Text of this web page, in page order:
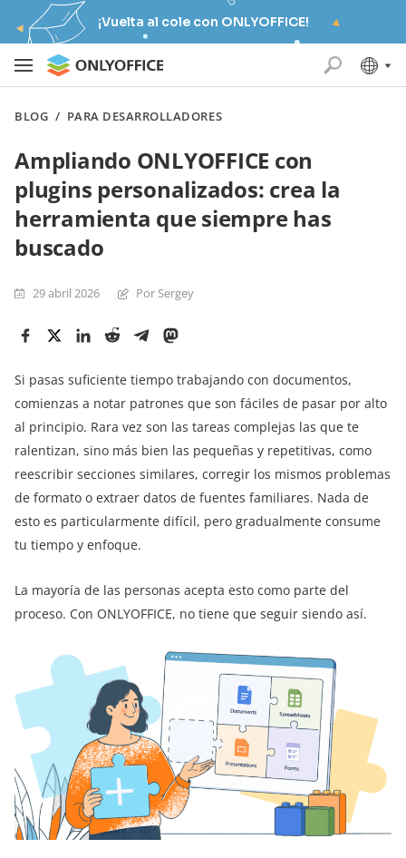
¡Vuelta al cole con ONLYOFFICE!
BLOG / PARA DESARROLLADORES
Ampliando ONLYOFFICE con
plugins personalizados: crea la
herramienta que siempre has
buscado
29 abril 2026 Por Sergey
Si pasas suficiente tiempo trabajando con documentos,
comienzas a notar patrones que son fáciles de pasar por alto
al principio. Rara vez son las tareas complejas las que te
ralentizan, sino más bien las pequeñas y repetitivas, como
reescribir secciones similares, corregir los mismos problemas
de formato o extraer datos de fuentes familiares. Nada de
esto es particularmente difícil, pero gradualmente consume
tu tiempo y enfoque.
La mayoría de las personas acepta esto como parte del
proceso. Con ONLYOFFICE, no tiene que seguir siendo así.